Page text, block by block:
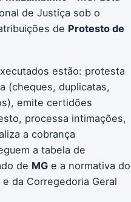
de Justiça sob o
de Protesto de
estão: protesta
(cheques, duplicatas,
emite certidões
processa intimações,
a cobrança
a tabela de
de MG e a normativa do
da Corregedoria Geral